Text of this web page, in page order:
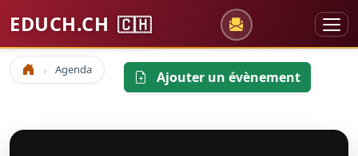
EDUCH.CH 🇨🇭
Accueil Agenda Ajouter un évènement